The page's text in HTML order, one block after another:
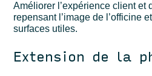
Améliorer l’expérience client et
repensant l’image de l’officine
surfaces utiles.
Extension de la